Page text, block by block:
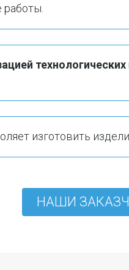
изготовить
НАШИ